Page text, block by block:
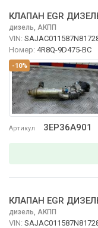
-10%
Артикул 3EP36A901
КЛАПАН EGR
дизель, АКПП
VIN:
Номер: 4R8Q-9D475-BC
КЛАПАН EGR
дизель, АКПП
VIN: